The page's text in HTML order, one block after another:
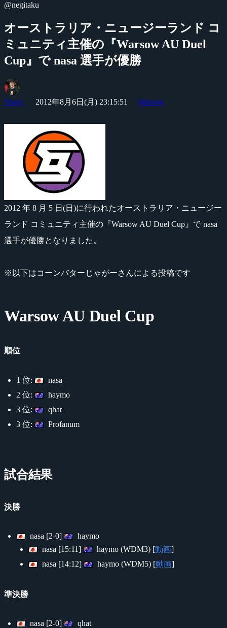
@negitaku
オーストラリア・ニュージーランド コ
ミュニティ主催の『Warsow AU Duel
Cup』で nasa 選手が優勝
Yossy 2012年8月6日(月) 23:15:51 Warsow
2012 年 8 月 5 日(日)に行われたオーストラリア・ニュージー
ランド コミュニティ主催の『Warsow AU Duel Cup』で nasa
選手が優勝となりました。
※以下はコーンバターじゃがーさんによる投稿です
Warsow AU Duel Cup
順位
1 位:
nasa
2 位:
haymo
3 位:
qhat
3 位:
Profanum
試合結果
決勝
nasa [2-0]
haymo
nasa [15:11]
haymo (WDM3) [動画]
nasa [14:12]
haymo (WDM5) [動画]
準決勝
nasa [2-0]
qhat